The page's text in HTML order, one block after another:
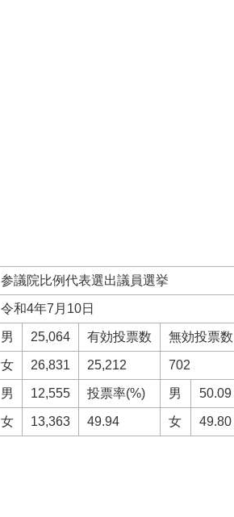
参議院比例代表選出議員選挙
令和4年7月10日
男 25,064 有効投票数 無効投票数
女 26,831 25,212 702
男 12,555 投票率(%) 男 50.09
女 13,363 49.94 女 49.80